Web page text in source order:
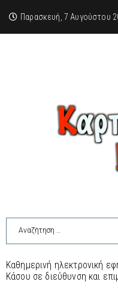
Παρασκευή, 7 Αυγούστου
Καθημερινή ηλεκτρονική
Κάσου σε διεύθυνση και